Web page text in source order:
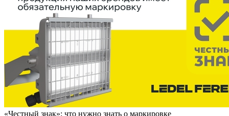
«Честный знак»: что нужно знать о маркировке